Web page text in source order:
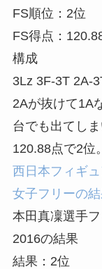
FS順位：2位
FS得点：
構成
3Lz 3F-3T 2A-
2Aが抜けて1A
台でも出てしま
120.88点で2位。
西日本フィギ
女子フリーの
本田真凜選手
2016の結果
結果：2位